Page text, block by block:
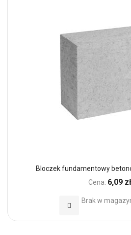
Bloczek fundamentowy
Cena: 6,09 zł
Brak w
Dodaj do Ulubionych